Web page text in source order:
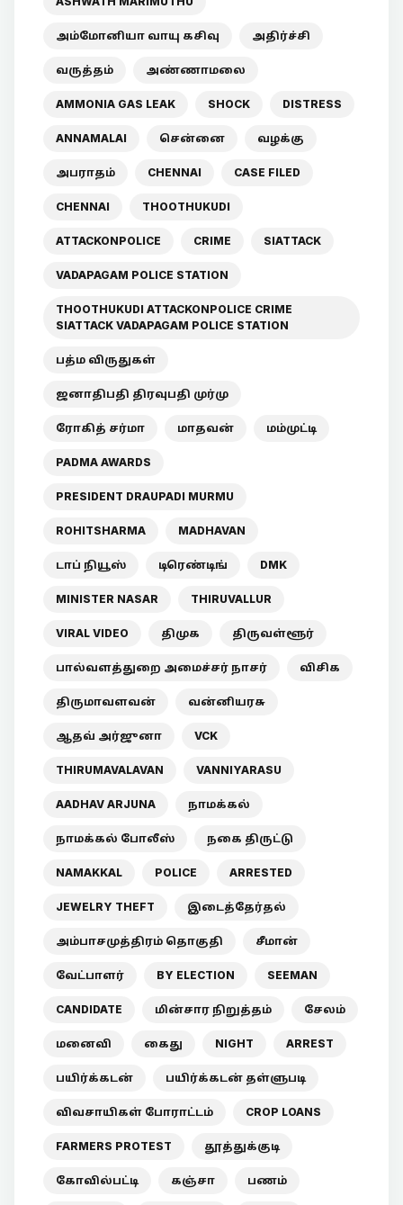
அம்மோனியா வாயு கசிவு அதிர்ச்சி
வருத்தம் அண்ணாமலை
AMMONIA GAS LEAK SHOCK DISTRESS
ANNAMALAI சென்னை வழக்கு
அபராதம் CHENNAI CASE FILED
CHENNAI THOOTHUKUDI
ATTACKONPOLICE CRIME SIATTACK
VADAPAGAM POLICE STATION
THOOTHUKUDI ATTACKONPOLICE CRIME
SIATTACK VADAPAGAM POLICE STATION
பத்ம விருதுகள்
ஜனாதிபதி திரவுபதி முர்மு
ரோகித் சர்மா மாதவன் மம்முட்டி
PADMA AWARDS
PRESIDENT DRAUPADI MURMU
ROHITSHARMA MADHAVAN
டாப் நியூஸ் டிரெண்டிங் DMK
MINISTER NASAR THIRUVALLUR
VIRAL VIDEO திமுக திருவள்ளூர்
பால்வளத்துறை அமைச்சர் நாசர் விசிக
திருமாவளவன் வன்னியரசு
ஆதவ் அர்ஜுனா VCK
THIRUMAVALAVAN VANNIYARASU
AADHAV ARJUNA நாமக்கல்
நாமக்கல் போலீஸ் நகை திருட்டு
NAMAKKAL POLICE ARRESTED
JEWELRY THEFT இடைத்தேர்தல்
அம்பாசமுத்திரம் தொகுதி சீமான்
வேட்பாளர் BY ELECTION SEEMAN
CANDIDATE மின்சார நிறுத்தம் சேலம்
மனைவி கைது NIGHT ARREST
பயிர்க்கடன் பயிர்க்கடன் தள்ளுபடி
விவசாயிகள் போராட்டம் CROP LOANS
FARMERS PROTEST தூத்துக்குடி
கோவில்பட்டி கஞ்சா பணம்